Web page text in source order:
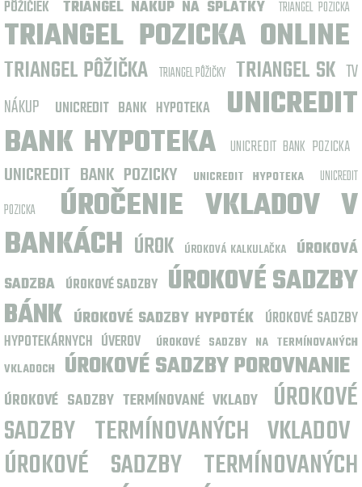
PÔŽIČIEK
TRIANGEL NAKUP NA SPLATKY TRIANGEL POZICKA
TRIANGEL POZICKA ONLINE
TRIANGEL PÔŽIČKA TRIANGEL PÔŽIČKY TRIANGEL SK TV
NÁKUP
UNICREDIT BANK HYPOTEKA
UNICREDIT
BANK HYPOTEKA
UNICREDIT BANK POZICKA
UNICREDIT BANK POZICKY UNICREDIT HYPOTEKA
UNICREDIT
POZICKA
ÚROČENIE VKLADOV V
BANKÁCH ÚROK ÚROKOVÁ KALKULAČKA
ÚROKOVÁ
SADZBA ÚROKOVÉ SADZBY ÚROKOVÉ SADZBY
BÁNK ÚROKOVÉ SADZBY HYPOTÉK ÚROKOVÉ SADZBY
HYPOTEKÁRNYCH ÚVEROV
ÚROKOVÉ SADZBY NA TERMÍNOVANÝCH
VKLADOCH
ÚROKOVÉ SADZBY POROVNANIE
ÚROKOVÉ SADZBY TERMÍNOVANÉ VKLADY
ÚROKOVÉ
SADZBY TERMÍNOVANÝCH VKLADOV
ÚROKOVÉ SADZBY TERMÍNOVANÝCH